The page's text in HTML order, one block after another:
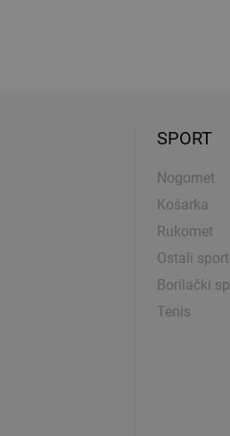
SPORT
Nogomet
Košarka
Rukomet
Ostali
Borilački
Tenis